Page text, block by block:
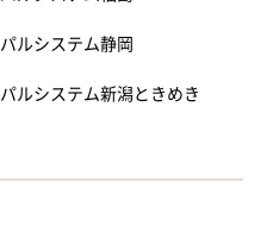
パルシステム静岡
パルシステム新潟ときめき